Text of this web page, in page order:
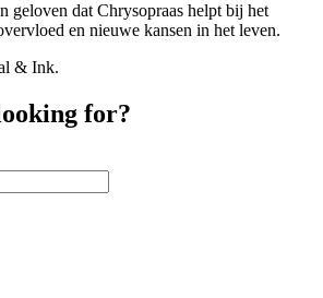
geloven dat Chrysopraas helpt bij het
en nieuwe kansen in het leven.
& Ink.
for?